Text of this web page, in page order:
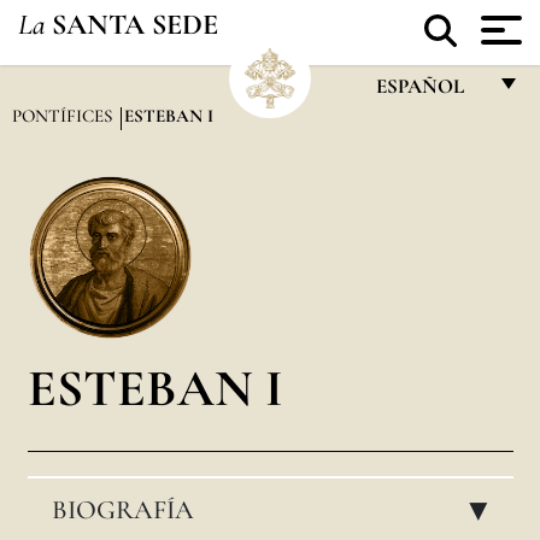
La SANTA SEDE
ESPAÑOL
PONTÍFICES ESTEBAN I
ESTEBAN I
BIOGRAFÍA ▸